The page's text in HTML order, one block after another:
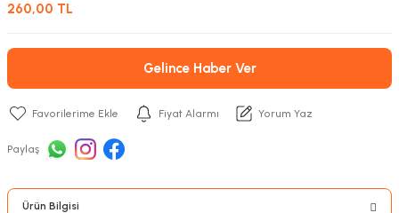
260,00 TL
Gelince Haber Ver
Fiyat Alarmı Yorum Yaz
Paylaş
Ürün Bilgisi